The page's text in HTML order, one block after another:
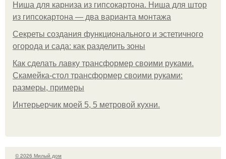
Ниша для карниза из гипсокартона. Ниша для штор
из гипсокартона — два варианта монтажа
Секреты создания функционального и эстетичного
огорода и сада: как разделить зоны
Как сделать лавку трансформер своими руками.
Скамейка-стол трансформер своими руками:
размеры, примеры
Интерьерчик моей 5, 5 метровой кухни.
© 2026 Милый дом